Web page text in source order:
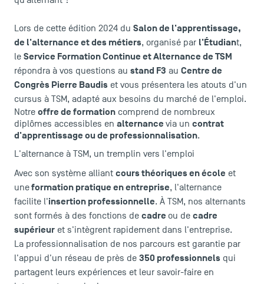
LES INDISPENSABLES
Le corps professoral
Campus tour
Accréditations
Lors de cette édition 2024 du Salon de l'apprentissage,
de l'alternance et des métiers, organisé par l'Étudiant,
le Service Formation Continue et Alternance de TSM
répondra à vos questions au stand F3 au Centre de
Congrès Pierre Baudis et vous présentera les atouts d'un
cursus à TSM, adapté aux besoins du marché de l'emploi.
Notre offre de formation comprend de nombreux
diplômes accessibles en alternance via un contrat
d'apprentissage ou de professionnalisation.
L'alternance à TSM, un tremplin vers l'emploi
Avec son système alliant cours théoriques en école et
uneformation pratique en entreprise, l'alternance
facilite l'insertion professionnelle. À TSM, nos alternants
sont formés à des fonctions de cadre ou de cadre
supérieur et s'intègrent rapidement dans l'entreprise.
La professionnalisation de nos parcours est garantie par
l'appui d'un réseau de près de 350 professionnels qui
partagent leurs expériences et leur savoir-faire en